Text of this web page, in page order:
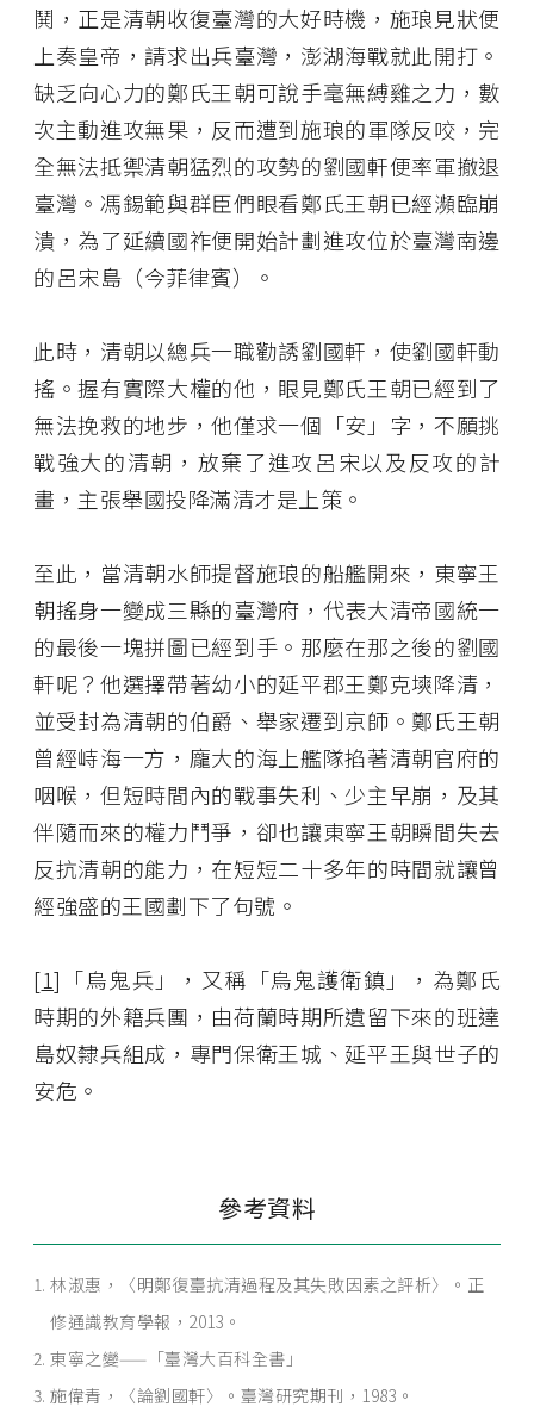
鬨，正是清朝收復臺灣的大好時機，施琅見狀便
上奏皇帝，請求出兵臺灣，澎湖海戰就此開打。
缺乏向心力的鄭氏王朝可說手毫無縛雞之力，數
次主動進攻無果，反而遭到施琅的軍隊反咬，完
全無法抵禦清朝猛烈的攻勢的劉國軒便率軍撤退
臺灣。馮錫範與群臣們眼看鄭氏王朝已經瀕臨崩
潰，為了延續國祚便開始計劃進攻位於臺灣南邊
的呂宋島（今菲律賓）。
此時，清朝以總兵一職勸誘劉國軒，使劉國軒動
搖。握有實際大權的他，眼見鄭氏王朝已經到了
無法挽救的地步，他僅求一個「安」字，不願挑
戰強大的清朝，放棄了進攻呂宋以及反攻的計
畫，主張舉國投降滿清才是上策。
至此，當清朝水師提督施琅的船艦開來，東寧王
朝搖身一變成三縣的臺灣府，代表大清帝國統一
的最後一塊拼圖已經到手。那麼在那之後的劉國
軒呢？他選擇帶著幼小的延平郡王鄭克塽降清，
並受封為清朝的伯爵、舉家遷到京師。鄭氏王朝
曾經峙海一方，龐大的海上艦隊掐著清朝官府的
咽喉，但短時間內的戰事失利、少主早崩，及其
伴隨而來的權力鬥爭，卻也讓東寧王朝瞬間失去
反抗清朝的能力，在短短二十多年的時間就讓曾
經強盛的王國劃下了句號。
[1]「烏鬼兵」，又稱「烏鬼護衛鎮」，為鄭氏
時期的外籍兵團，由荷蘭時期所遺留下來的班達
島奴隸兵組成，專門保衛王城、延平王與世子的
安危。
參考資料
林淑惠，〈明鄭復臺抗清過程及其失敗因素之評析〉。正
修通識教育學報，2013。
東寧之變——「臺灣大百科全書」
施偉青，〈論劉國軒〉。臺灣研究期刊，1983。